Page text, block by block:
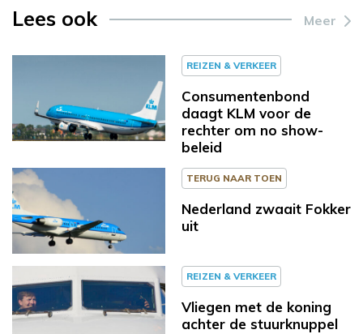
Lees ook Meer
REIZEN & VERKEER
Consumentenbond
daagt KLM voor de
rechter om no show-
beleid
TERUG NAAR TOEN
Nederland zwaait Fokker
uit
REIZEN & VERKEER
Vliegen met de koning
achter de stuurknuppel